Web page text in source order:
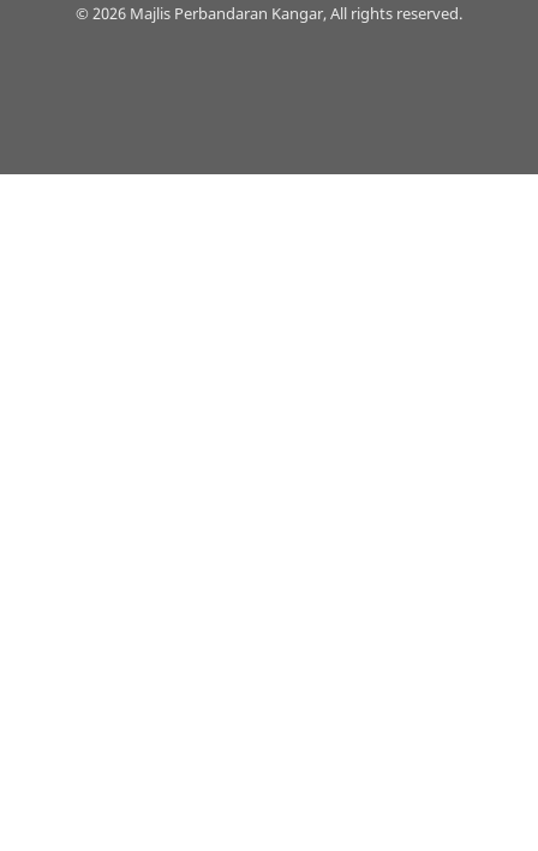
© 2026 Majlis Perbandaran Kangar, All rights reserved.